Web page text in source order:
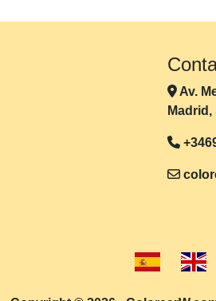
Av.
Madrid,